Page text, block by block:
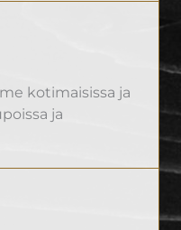
kotimaisissa ja
ja